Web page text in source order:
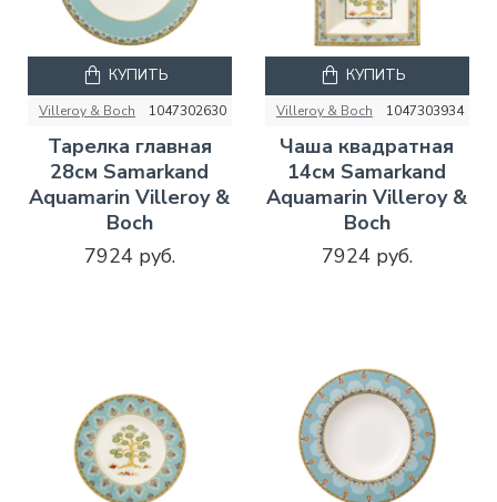
Villeroy & Boch 1047302630
Тарелка главная
28см Samarkand
Aquamarin Villeroy &
Boch
7924 руб.
КУПИТЬ
Villeroy & Boch 1047303934
Чаша квадратная
14см Samarkand
Aquamarin Villeroy &
Boch
7924 руб.
КУПИТЬ